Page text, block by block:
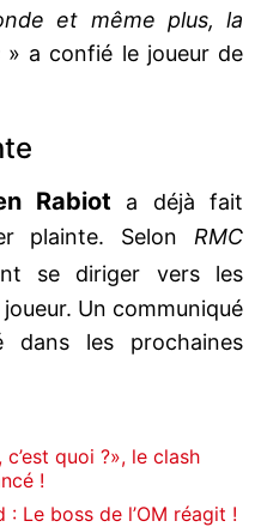
et même plus, la
» a confié le joueur de
Rabiot a déjà fait
plainte. Selon RMC
se diriger vers les
Un communiqué
dans les prochaines
quoi ?», le clash
!
Le boss de l’OM réagit !